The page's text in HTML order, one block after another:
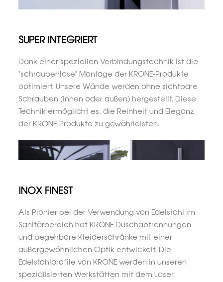
SUPER INTEGRIERT
Dank einer speziellen Verbindungstechnik ist die
"schraubenlose" Montage der KRONE-Produkte
optimiert. Unsere Wände werden ohne sichtbare
Schrauben (innen oder außen) hergestellt. Diese
Technik ermöglicht es, die Reinheit und Eleganz
der KRONE-Produkte zu gewährleisten.
INOX FINEST
Als Pionier bei der Verwendung von Edelstahl im
Sanitärbereich hat KRONE Duschabtrennungen
und begehbare Kleiderschränke mit einer
außergewöhnlichen Optik entwickelt. Die
Edelstahlprofile von KRONE werden in unseren
spezialisierten Werkstätten mit dem Laser